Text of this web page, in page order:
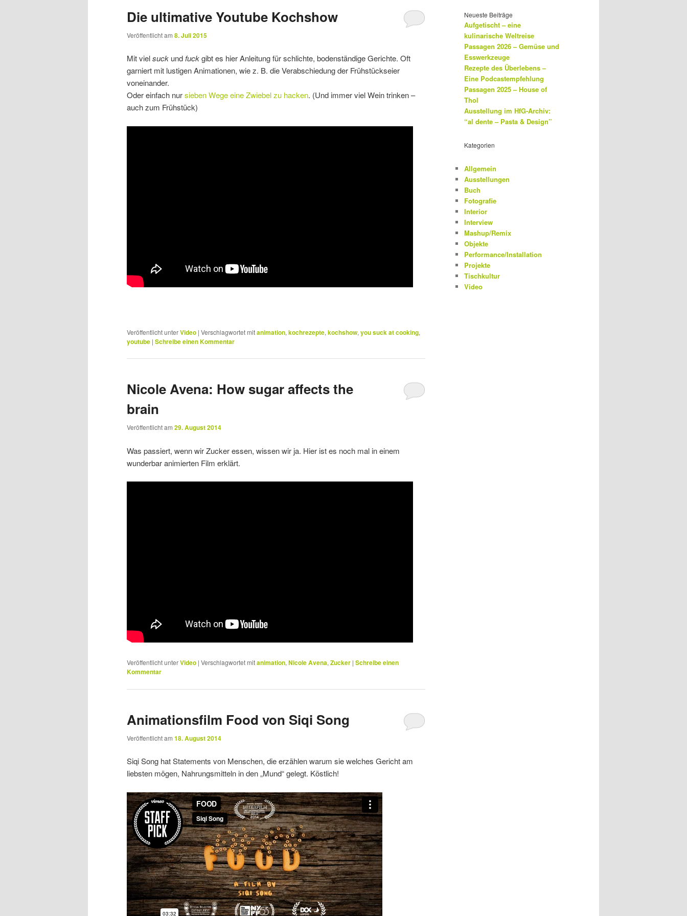
Die ultimative Youtube Kochshow
Veröffentlicht am 8. Juli 2015
Mit vielsuck undfuckgibt es hier Anleitung für schlichte, bodenständige Gerichte. Oft
garniert mit lustigen Animationen, wie z. B. die Verabschiedung der Frühstückseier
voneinander.
Oder einfach nursieben Wege eine Zwiebel zu hacken. (Und immer viel Wein trinken –
auch zum Frühstück)
Veröffentlicht unterVideo | Verschlagwortet mitanimation, kochrezepte, kochshow, you suck at cooking,
youtube | Schreibe einen Kommentar
Nicole Avena: How sugar affects the
brain
Veröffentlicht am 29. August 2014
Was passiert, wenn wir Zucker essen, wissen wir ja. Hier ist es noch mal in einem
wunderbar animierten Film erklärt.
Veröffentlicht unterVideo | Verschlagwortet mitanimation, Nicole Avena, Zucker | Schreibe einen
Kommentar
Animationsfilm Food von Siqi Song
Veröffentlicht am 18. August 2014
Siqi Song hat Statements von Menschen, die erzählen warum sie welches Gericht am
liebsten mögen, Nahrungsmitteln in den „Mund“ gelegt. Köstlich!
Neueste Beiträge
Aufgetischt – eine
kulinarische Weltreise
Passagen 2026 – Gemüse und
Esswerkzeuge
Rezepte des Überlebens –
Eine Podcastempfehlung
Passagen 2025 – House of
Thol
Ausstellung im HfG-Archiv:
“al dente – Pasta & Design”
Kategorien
Allgemein
Ausstellungen
Buch
Fotografie
Interior
Interview
Mashup/Remix
Objekte
Performance/Installation
Projekte
Tischkultur
Video